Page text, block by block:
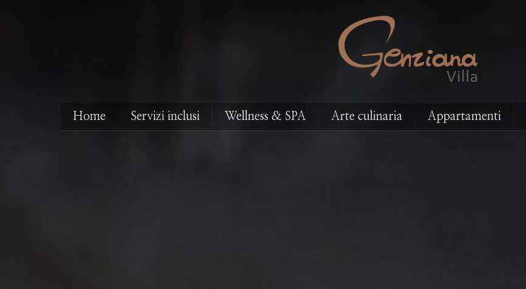
Home Servizi inclusi Wellness & SPA Arte culinaria Appartamenti